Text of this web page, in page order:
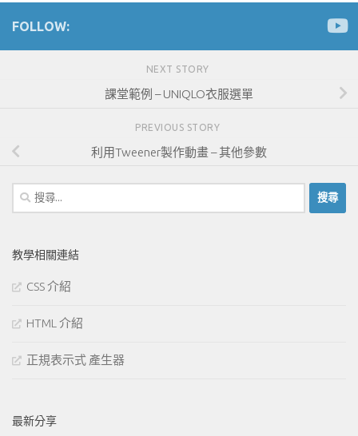
FOLLOW:
NEXT STORY
課堂範例 – UNIQLO衣服選單
PREVIOUS STORY
利用Tweener製作動畫 – 其他參數
搜
尋
鍵
教學相關連結
CSS 介紹
HTML 介紹
正規表示式 產生器
最新分享